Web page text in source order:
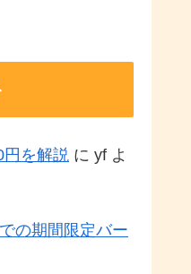
を解説 に yf よ
の期間限定バー